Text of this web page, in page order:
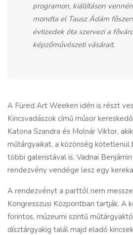
programon, kiállításon
mondta el Tausz Ádám
évtizedek óta szervezi a
képzőművészeti vásárait.
A Füred Art Weeken idén is részt
Kincsvadászok című műsor
Katona Szandra és Molnár Viktor,
műtárgyaikat, a közönség
többi galeristával is. Vadnai
rendezvény vendége lesz egy
A rendezvényt a parttól nem
Kongresszusi Központban tartják. A
forintos, múzeumi szintű
dísztárgyakig talál majd eladó